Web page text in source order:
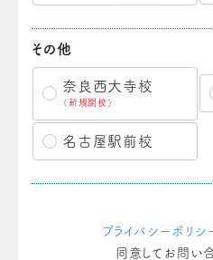
その他
奈良西大寺校
（新規開校）
名古屋駅前校
プライバシーポリシ
同意してお問い